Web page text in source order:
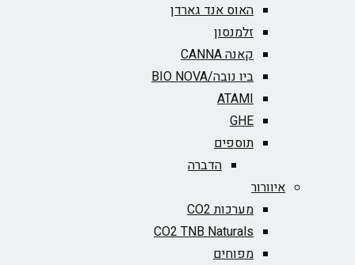
האוס אנד גארדן
זלמנסון
קאנה CANNA
ביו נובה/BIO NOVA‏
ATAMI
GHE
תוספים
הדברה
איוורור
מערכות CO2
CO2 TNB Naturals
מפוחים